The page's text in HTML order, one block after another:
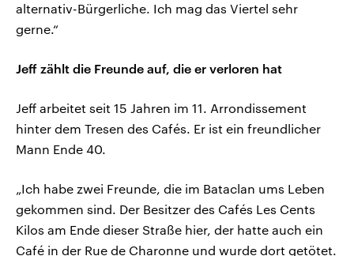
alternativ-Bürgerliche. Ich mag das Viertel sehr
gerne.“
Jeff zählt die Freunde auf, die er verloren hat
Jeff arbeitet seit 15 Jahren im 11. Arrondissement
hinter dem Tresen des Cafés. Er ist ein freundlicher
Mann Ende 40.
„Ich habe zwei Freunde, die im Bataclan ums Leben
gekommen sind. Der Besitzer des Cafés Les Cents
Kilos am Ende dieser Straße hier, der hatte auch ein
Café in der Rue de Charonne und wurde dort getötet.